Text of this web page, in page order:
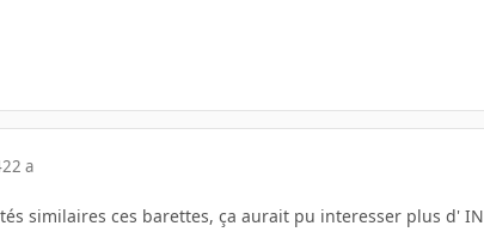
22 a
similaires ces barettes, ça aurait pu interesser plus d'